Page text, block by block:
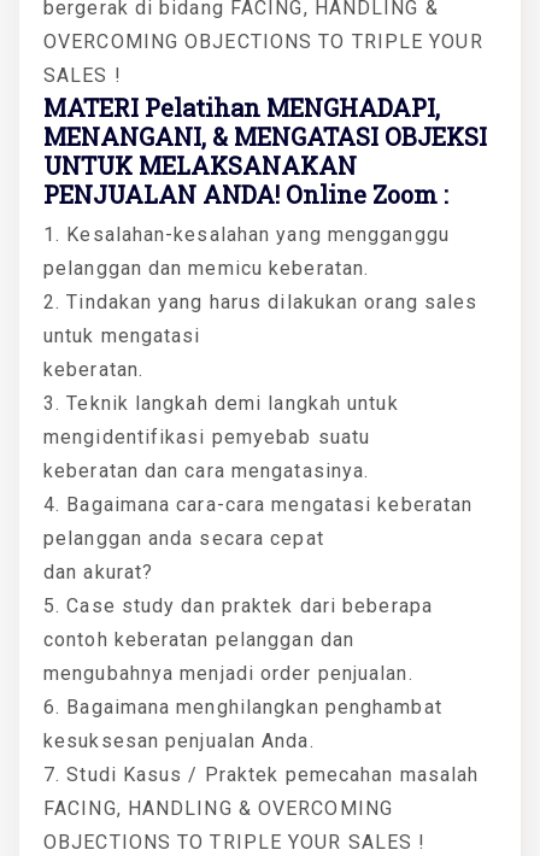
bergerak di bidang FACING, HANDLING &
OVERCOMING OBJECTIONS TO TRIPLE YOUR
SALES !
MATERI Pelatihan MENGHADAPI,
MENANGANI, & MENGATASI OBJEKSI
UNTUK MELAKSANAKAN
PENJUALAN ANDA! Online Zoom :
1. Kesalahan-kesalahan yang mengganggu
pelanggan dan memicu keberatan.
2. Tindakan yang harus dilakukan orang sales
untuk mengatasi
keberatan.
3. Teknik langkah demi langkah untuk
mengidentifikasi pemyebab suatu
keberatan dan cara mengatasinya.
4. Bagaimana cara-cara mengatasi keberatan
pelanggan anda secara cepat
dan akurat?
5. Case study dan praktek dari beberapa
contoh keberatan pelanggan dan
mengubahnya menjadi order penjualan.
6. Bagaimana menghilangkan penghambat
kesuksesan penjualan Anda.
7. Studi Kasus / Praktek pemecahan masalah
FACING, HANDLING & OVERCOMING
OBJECTIONS TO TRIPLE YOUR SALES !